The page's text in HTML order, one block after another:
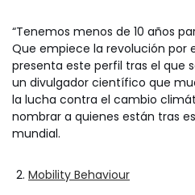
“Tenemos menos de 10 años
Que empiece la revolución por
presenta este perfil tras el que
un divulgador científico que
la lucha contra el cambio
nombrar a quienes están tras
mundial.
Mobility Behaviour